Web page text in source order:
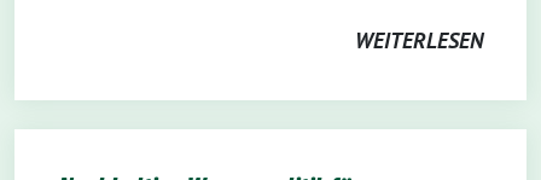
WEITERLESEN